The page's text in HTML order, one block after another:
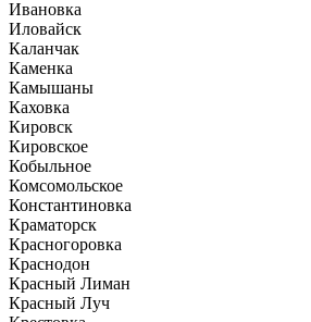
Ивановка
Иловайск
Каланчак
Каменка
Камышаны
Каховка
Кировск
Кировское
Кобыльное
Комсомольское
Константиновка
Краматорск
Красногоровка
Краснодон
Красный Лиман
Красный Луч